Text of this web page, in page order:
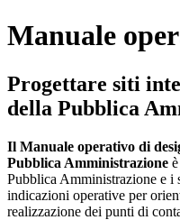
Manuale
Progettare siti
della Pubblica
Il Manuale operativo di
Pubblica Amministrazione
Pubblica Amministrazione e
indicazioni operative per
realizzazione dei punti di